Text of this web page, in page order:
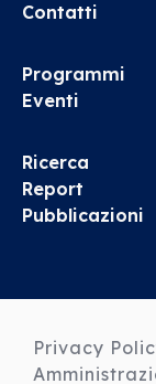
Contatti
Programmi
Eventi
Ricerca
Report
Pubblicazioni
Privacy